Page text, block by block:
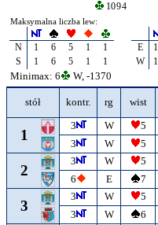
10 9 4
Maksymalna liczba lew:
N 1 6 5 1 1 E
S
1 6 5 1 1 W
Minimax: 6 W, -1370
stół kontr. rg wist
1
3 W 5
3
W 5
2
3 W 5
6
E 7
3
3 W 5
3
W 6